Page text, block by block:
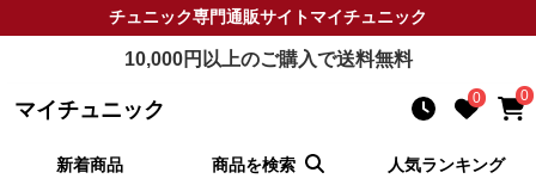
チュニック専門通販サイトマイチュニック
10,000円以上のご購入で送料無料
マイチュニック 0 0
新着商品 商品を検索 人気ランキング